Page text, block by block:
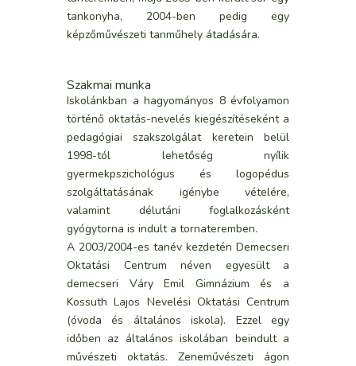
tankonyha, 2004-ben pedig egy
képzőművészeti tanműhely átadására.
Szakmai munka
Iskolánkban a hagyományos 8 évfolyamon
történő oktatás-nevelés kiegészítéseként a
pedagógiai szakszolgálat keretein belül
1998-tól lehetőség nyílik
gyermekpszichológus és logopédus
szolgáltatásának igénybe vételére,
valamint délutáni foglalkozásként
gyógytorna is indult a tornateremben.
A 2003/2004-es tanév kezdetén Demecseri
Oktatási Centrum néven egyesült a
demecseri Váry Emil Gimnázium és a
Kossuth Lajos Nevelési Oktatási Centrum
(óvoda és általános iskola). Ezzel egy
időben az általános iskolában beindult a
művészeti oktatás. Zeneművészeti ágon